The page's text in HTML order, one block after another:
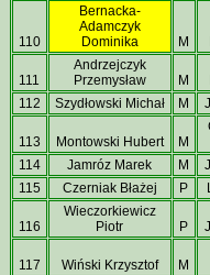
110
Bernacka-
Adamczyk
Dominika
M
111
Andrzejczyk
Przemysław
M
112
Szydłowski Michał M
113 Montowski Hubert M
114 Jamróz Marek M
115
Czerniak Błażej P
116
Wieczorkiewicz
Piotr
P
117 Wiński Krzysztof M